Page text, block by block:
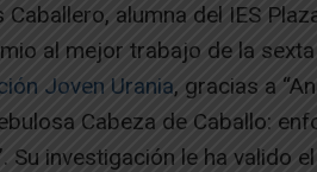
alumna del IES
al mejor trabajo de la
Joven Urania, gracias a
Cabeza de Caballo:
Su investigación le ha valido